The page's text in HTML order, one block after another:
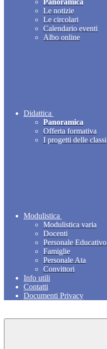
Panoramica
Le notizie
Le circolari
Calendario eventi
Albo online
Didattica
Panoramica
Offerta formativa
I progetti delle classi
Modulistica
Modulistica varia
Docenti
Personale Educativo
Famiglie
Personale Ata
Convittori
Info utili
Contatti
Documenti Privacy